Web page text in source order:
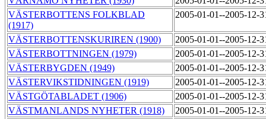
VÄSTERBOTTENS FOLKBLAD
(1917)
2005-01-01--2005-12-
VÄSTERBOTTENSKURIREN (1900)
2005-01-01--2005-12-
VÄSTERBOTTNINGEN (1979)
2005-01-01--2005-12-
VÄSTERBYGDEN (1949)
2005-01-01--2005-12-
VÄSTERVIKSTIDNINGEN (1919)
2005-01-01--2005-12-
VÄSTGÖTABLADET (1906)
2005-01-01--2005-12-
VÄSTMANLANDS NYHETER (1918)
2005-01-01--2005-12-